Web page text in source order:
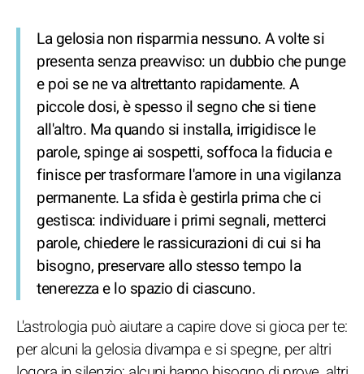
La gelosia non risparmia nessuno. A volte si
presenta senza preavviso: un dubbio che punge
e poi se ne va altrettanto rapidamente. A
piccole dosi, è spesso il segno che si tiene
all'altro. Ma quando si installa, irrigidisce le
parole, spinge ai sospetti, soffoca la fiducia e
finisce per trasformare l'amore in una vigilanza
permanente. La sfida è gestirla prima che ci
gestisca: individuare i primi segnali, metterci
parole, chiedere le rassicurazioni di cui si ha
bisogno, preservare allo stesso tempo la
tenerezza e lo spazio di ciascuno.
L'astrologia può aiutare a capire dove si gioca per te:
per alcuni la gelosia divampa e si spegne, per altri